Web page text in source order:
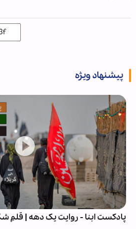
پیشنهاد ویژه
ابنا - روایت یک دهه | قلمِ شکسته